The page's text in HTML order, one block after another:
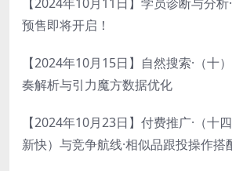
预售即将开启！
【2024年10月15日】自然搜索·（十
奏解析与引力魔方数据优化
【2024年10月23日】付费推广·（十
新快）与竞争航线·相似品跟投操作搭